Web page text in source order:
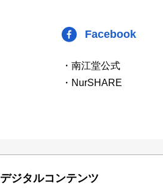
Facebook
・南江堂公式
・NurSHARE
デジタルコンテンツ